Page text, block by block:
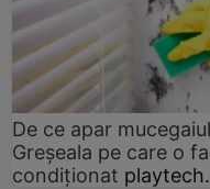
De ce apar
Greșeala pe care o
condiționat